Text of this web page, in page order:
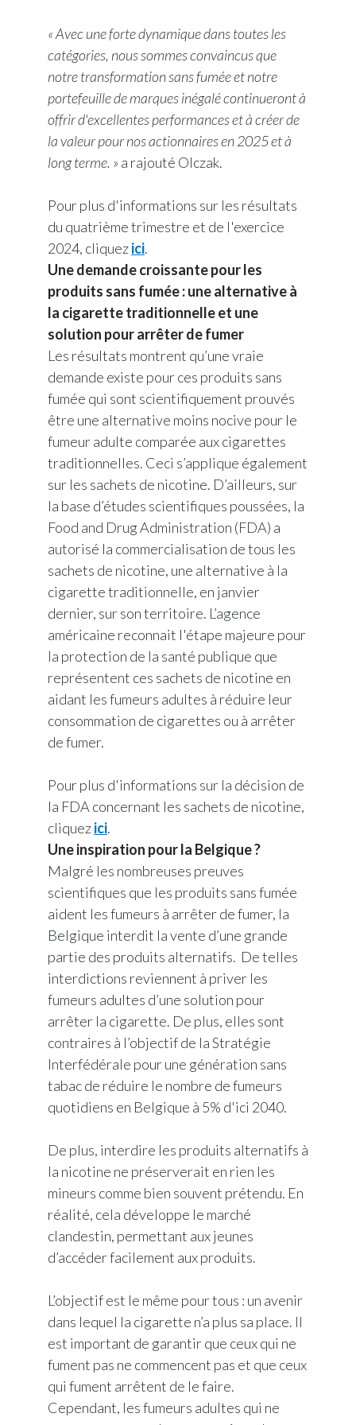
« Avec une forte dynamique dans toutes les
catégories, nous sommes convaincus que
notre transformation sans fumée et notre
portefeuille de marques inégalé continueront à
offrir d'excellentes performances et à créer de
la valeur pour nos actionnaires en 2025 et à
long terme. » a rajouté Olczak.
Pour plus d'informations sur les résultats
du quatrième trimestre et de l'exercice
2024, cliquezici.
Une demande croissante pour les
produits sans fumée : une alternative à
la cigarette traditionnelle et une
solution pour arrêter de fumer
Les résultats montrent qu’une vraie
demande existe pour ces produits sans
fumée qui sont scientifiquement prouvés
être une alternative moins nocive pour le
fumeur adulte comparée aux cigarettes
traditionnelles. Ceci s’applique également
sur les sachets de nicotine. D’ailleurs, sur
la base d’études scientifiques poussées, la
Food and Drug Administration (FDA) a
autorisé la commercialisation de tous les
sachets de nicotine, une alternative à la
cigarette traditionnelle, en janvier
dernier, sur son territoire. L’agence
américaine reconnait l'étape majeure pour
la protection de la santé publique que
représentent ces sachets de nicotine en
aidant les fumeurs adultes à réduire leur
consommation de cigarettes ou à arrêter
de fumer.
Pour plus d'informations sur la décision de
la FDA concernant les sachets de nicotine,
cliquezici.
Une inspiration pour la Belgique ?
Malgré les nombreuses preuves
scientifiques que les produits sans fumée
aident les fumeurs à arrêter de fumer, la
Belgique interdit la vente d’une grande
partie des produits alternatifs. De telles
interdictions reviennent à priver les
fumeurs adultes d’une solution pour
arrêter la cigarette. De plus, elles sont
contraires à l’objectif de la Stratégie
Interfédérale pour une génération sans
tabac de réduire le nombre de fumeurs
quotidiens en Belgique à 5% d'ici 2040.
De plus, interdire les produits alternatifs à
la nicotine ne préserverait en rien les
mineurs comme bien souvent prétendu. En
réalité, cela développe le marché
clandestin, permettant aux jeunes
d’accéder facilement aux produits.
L’objectif est le même pour tous : un avenir
dans lequel la cigarette n’a plus sa place. Il
est important de garantir que ceux qui ne
fument pas ne commencent pas et que ceux
qui fument arrêtent de le faire.
Cependant, les fumeurs adultes qui ne